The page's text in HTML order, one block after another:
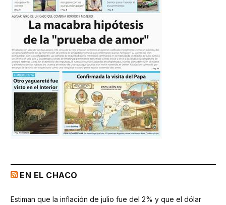
EN EL CHACO
Estiman que la inflación de julio fue del 2% y que el dólar